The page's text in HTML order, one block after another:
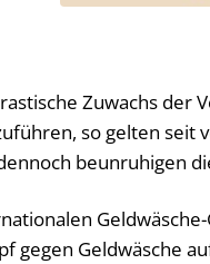
Zuwachs der
so gelten seit
beunruhigen
gegen Geldwäsche